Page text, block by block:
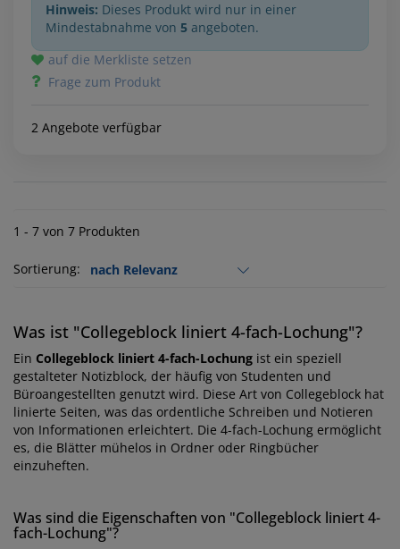
Hinweis: Dieses Produkt wird nur in einer
Mindestabnahme von 5 angeboten.
auf die Merkliste setzen
Frage zum Produkt
2 Angebote verfügbar
1 - 7 von 7 Produkten
Sortierung:
Was ist "Collegeblock liniert 4-fach-Lochung"?
Ein Collegeblock liniert 4-fach-Lochung ist ein speziell
gestalteter Notizblock, der häufig von Studenten und
Büroangestellten genutzt wird. Diese Art von Collegeblock hat
linierte Seiten, was das ordentliche Schreiben und Notieren
von Informationen erleichtert. Die 4-fach-Lochung ermöglicht
es, die Blätter mühelos in Ordner oder Ringbücher
einzuheften.
Was sind die Eigenschaften von "Collegeblock liniert 4-
fach-Lochung"?